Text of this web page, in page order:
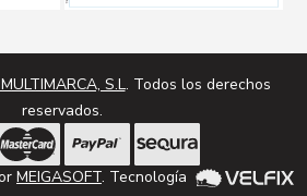
S.L. Todos los derechos
reservados.
MEIGASOFT. Tecnología